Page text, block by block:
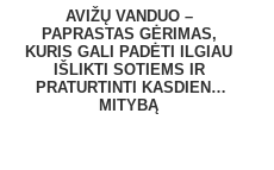
AVIŽŲ VANDUO –
PAPRASTAS GĖRIMAS,
KURIS GALI PADĖTI ILGIAU
IŠLIKTI SOTIEMS IR
PRATURTINTI KASDIENĘ
MITYBĄ